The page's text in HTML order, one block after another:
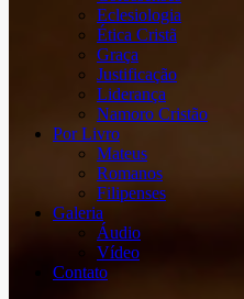
Eclesiologia
Ética Cristã
Graça
Justificação
Liderança
Namoro Cristão
Por Livro
Mateus
Romanos
Filipenses
Galeria
Áudio
Vídeo
Contato